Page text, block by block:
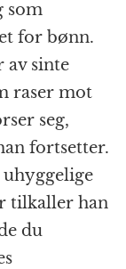
som
for bønn.
av sinte
raser mot
seg,
fortsetter.
tilkaller han
du